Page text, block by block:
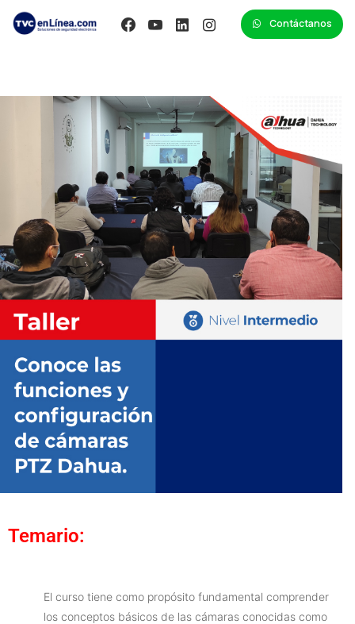
Contáctanos
Temario:
El curso tiene como propósito fundamental comprender
los conceptos básicos de las cámaras conocidas como